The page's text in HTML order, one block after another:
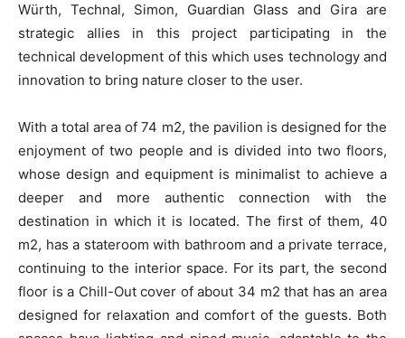
Würth, Technal, Simon, Guardian Glass and Gira are
strategic allies in this project participating in the
technical development of this which uses technology and
innovation to bring nature closer to the user.
With a total area of 74 m2, the pavilion is designed for the
enjoyment of two people and is divided into two floors,
whose design and equipment is minimalist to achieve a
deeper and more authentic connection with the
destination in which it is located. The first of them, 40
m2, has a stateroom with bathroom and a private terrace,
continuing to the interior space. For its part, the second
floor is a Chill-Out cover of about 34 m2 that has an area
designed for relaxation and comfort of the guests. Both